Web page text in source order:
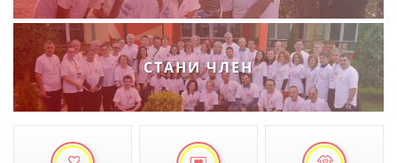
ДИСЕМИНАЦИЈА
MЕЃУНАРОДНО ХУМАНИТАРНО ПРАВО
ПРОМОЦИЈА НА ХУМАНИ ВРЕДНОСТИ
СОЦИЈАЛНО ХУМАНИТАРНА ДЕЈНОСТ
СТАНИ ЧЛЕН